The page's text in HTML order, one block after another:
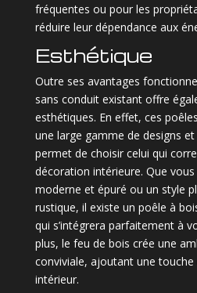
fréquentes ou pour les
réduire leur dépendance aux
Esthétique
Outre ses avantages
sans conduit existant offre
esthétiques. En effet, ces
une large gamme de designs
permet de choisir celui qui
décoration intérieure. Que
moderne et épuré ou un style
rustique, il existe un poêle à
qui s’intégrera parfaitement à
plus, le feu de bois crée une
conviviale, ajoutant une
intérieur.